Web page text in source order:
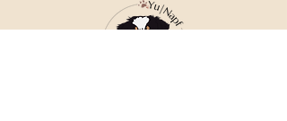
Bläschen vorkommen können. Diese
stellen kein Reklamationsgrund dar.